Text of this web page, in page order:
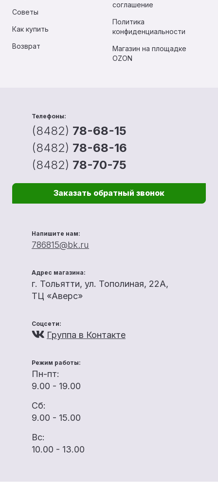
Советы
Как купить
Возврат
соглашение
Политика
конфиденциальности
Магазин на площадке
OZON
Телефоны:
(8482) 78-68-15
(8482) 78-68-16
(8482) 78-70-75
Заказать обратный звонок
Напишите нам:
786815@bk.ru
Адрес магазина:
г. Тольятти, ул. Тополиная, 22А,
ТЦ «Аверс»
Соцсети:
Группа в Контакте
Режим работы:
Пн-пт:
9.00 - 19.00
Сб:
9.00 - 15.00
Вс:
10.00 - 13.00